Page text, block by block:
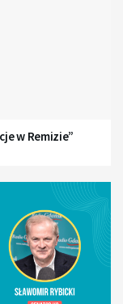
w Remizie”